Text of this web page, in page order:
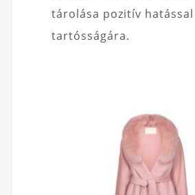
tárolása pozitív hatással
tartósságára.